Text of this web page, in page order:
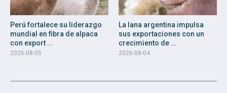
Perú fortalece su liderazgo
mundial en fibra de alpaca
con export ...
2026-08-05
La lana argentina impulsa
sus exportaciones con un
crecimiento de ...
2026-08-04